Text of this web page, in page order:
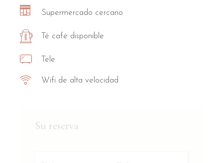
Supermercado cercano
Té café disponible
Tele
Wifi de alta velocidad
Su reserva